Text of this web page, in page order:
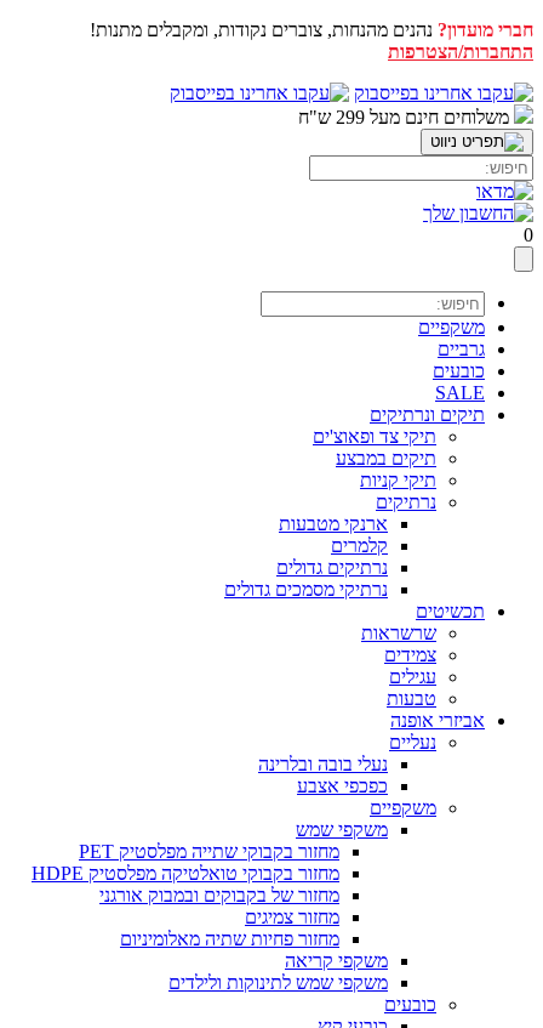
חברי מועדון? נהנים מהנחות, צוברים נקודות, ומקבלים מתנות!
התחברות/הצטרפות
דלג
לתוכןמשלוחים חינם מעל 299 ש"ח
0
משקפיים
גרביים
כובעים
SALE
תיקים ונרתיקים
תיקי צד ופאוצ'ים
תיקים במבצע
תיקי קניות
נרתיקים
ארנקי מטבעות
קלמרים
נרתיקים גדולים
נרתיקי מסמכים גדולים
תכשיטים
שרשראות
צמידים
עגילים
טבעות
אביזרי אופנה
נעליים
נעלי בובה ובלרינה
כפכפי אצבע
משקפיים
משקפי שמש
מחזור בקבוקי שתייה מפלסטיק PET
מחזור בקבוקי טואלטיקה מפלסטיק HDPE
מחזור של בקבוקים ובמבוק אורגני
מחזור צמיגים
מחזור פחיות שתיה מאלומיניום
משקפי קריאה
משקפי שמש לתינוקות ולילדים
כובעים